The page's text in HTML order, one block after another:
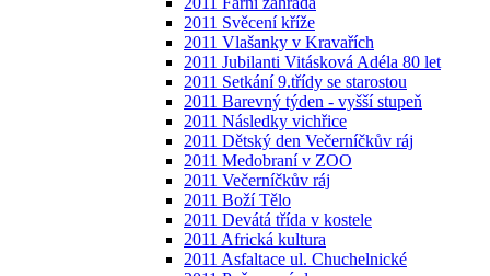
2011 Svěcení kříže
2011 Vlašanky v Kravařích
2011 Jubilanti Vitásková Adéla 80 let
2011 Setkání 9.třídy se starostou
2011 Barevný týden - vyšší stupeň
2011 Následky vichřice
2011 Dětský den Večerníčkův ráj
2011 Medobraní v ZOO
2011 Večerníčkův ráj
2011 Boží Tělo
2011 Devátá třída v kostele
2011 Africká kultura
2011 Asfaltace ul. Chuchelnické